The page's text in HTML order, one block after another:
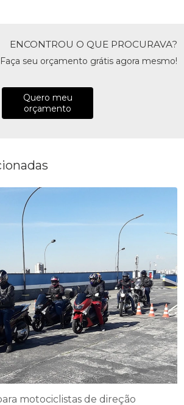
ENCONTROU O QUE PROCURAVA?
Faça seu orçamento grátis agora mesmo!
Quero meu
orçamento
motociclistas de direção